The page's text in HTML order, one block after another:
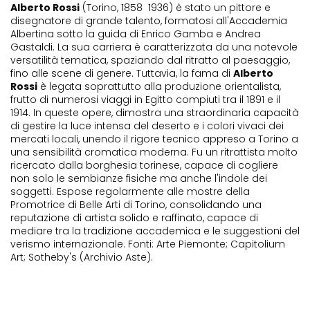
Alberto Rossi (Torino, 1858  1936) è stato un pittore e
disegnatore di grande talento, formatosi all'Accademia
Albertina sotto la guida di Enrico Gamba e Andrea
Gastaldi. La sua carriera è caratterizzata da una notevole
versatilità tematica, spaziando dal ritratto al paesaggio,
fino alle scene di genere. Tuttavia, la fama di Alberto
Rossi è legata soprattutto alla produzione orientalista,
frutto di numerosi viaggi in Egitto compiuti tra il 1891 e il
1914. In queste opere, dimostra una straordinaria capacità
di gestire la luce intensa del deserto e i colori vivaci dei
mercati locali, unendo il rigore tecnico appreso a Torino a
una sensibilità cromatica moderna. Fu un ritrattista molto
ricercato dalla borghesia torinese, capace di cogliere
non solo le sembianze fisiche ma anche l'indole dei
soggetti. Espose regolarmente alle mostre della
Promotrice di Belle Arti di Torino, consolidando una
reputazione di artista solido e raffinato, capace di
mediare tra la tradizione accademica e le suggestioni del
verismo internazionale. Fonti: Arte Piemonte; Capitolium
Art; Sotheby's (Archivio Aste).